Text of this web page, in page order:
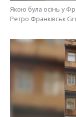
Якою була осінь у
Ретро Франківськ